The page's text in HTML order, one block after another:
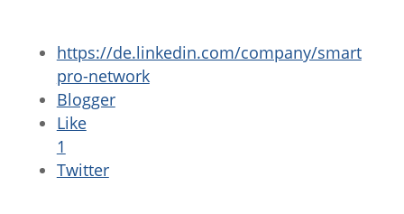
https://de.linkedin.com/company/smart
pro-network
Blogger
Like
1
Twitter